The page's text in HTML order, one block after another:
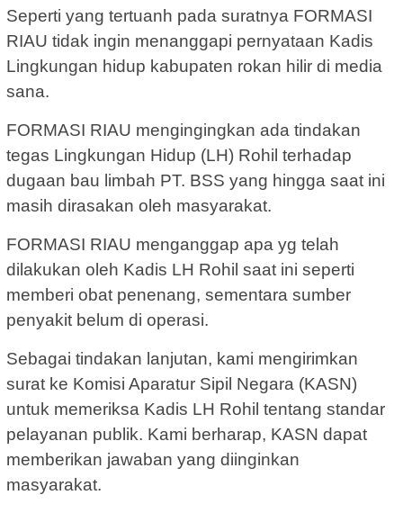
Seperti yang tertuanh pada suratnya FORMASI
RIAU tidak ingin menanggapi pernyataan Kadis
Lingkungan hidup kabupaten rokan hilir di media
sana.
FORMASI RIAU mengingingkan ada tindakan
tegas Lingkungan Hidup (LH) Rohil terhadap
dugaan bau limbah PT. BSS yang hingga saat ini
masih dirasakan oleh masyarakat.
FORMASI RIAU menganggap apa yg telah
dilakukan oleh Kadis LH Rohil saat ini seperti
memberi obat penenang, sementara sumber
penyakit belum di operasi.
Sebagai tindakan lanjutan, kami mengirimkan
surat ke Komisi Aparatur Sipil Negara (KASN)
untuk memeriksa Kadis LH Rohil tentang standar
pelayanan publik. Kami berharap, KASN dapat
memberikan jawaban yang diinginkan
masyarakat.